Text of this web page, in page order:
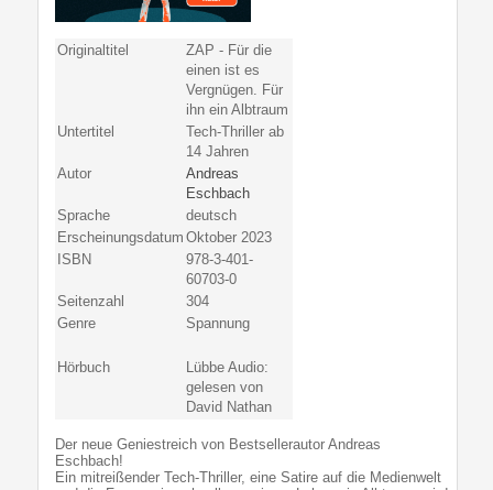
Originaltitel
ZAP - Für die
einen ist es
Vergnügen. Für
ihn ein Albtraum
Untertitel
Tech-Thriller ab
14 Jahren
Autor
Andreas
Eschbach
Sprache
deutsch
Erscheinungsdatum Oktober 2023
ISBN
978-3-401-
60703-0
Seitenzahl
304
Genre
Spannung
Hörbuch
Lübbe Audio:
gelesen von
David Nathan
Der neue Geniestreich von Bestsellerautor Andreas
Eschbach!
Ein mitreißender Tech-Thriller, eine Satire auf die Medienwelt